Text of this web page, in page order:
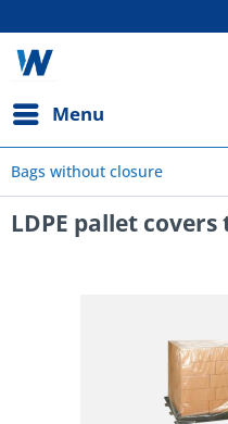
Menu
Bags without closure
LDPE pallet